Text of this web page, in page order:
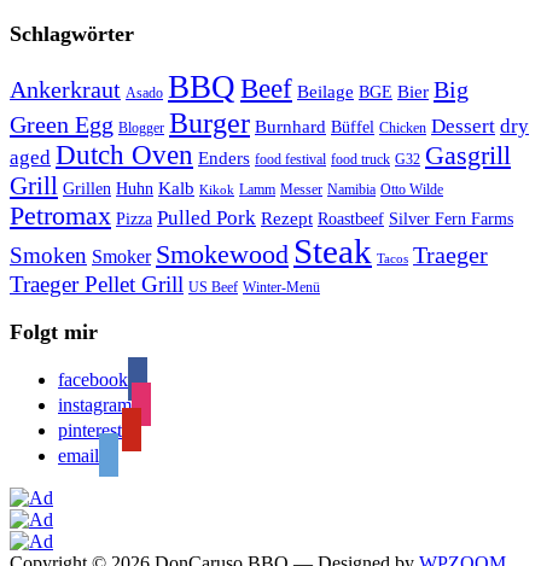
Schlagwörter
Ankerkraut Asado BBQBeef Beilage BGE Bier Big
Green Egg Blogger Burger Burnhard Büffel Chicken Dessert dry
aged Dutch Oven Enders food festival food truck G32 Gasgrill
Grill Grillen Huhn Kalb Kikok Lamm Messer Namibia Otto Wilde
Petromax Pizza Pulled Pork Rezept Roastbeef Silver Fern Farms
Smoken Smoker Smokewood Steak Tacos Traeger
Traeger Pellet Grill US Beef Winter-Menü
Folgt mir
facebook
instagram
pinterest
email